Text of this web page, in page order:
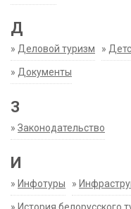
Д
» Деловой туризм »
» Документы
З
» Законодательство
И
» Инфотуры »